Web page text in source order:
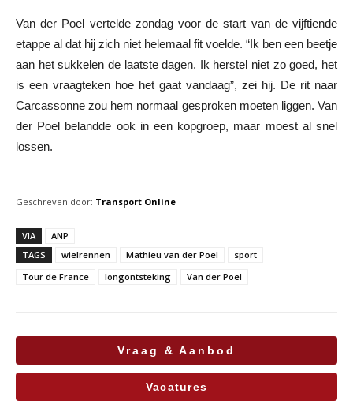
Van der Poel vertelde zondag voor de start van de vijftiende
etappe al dat hij zich niet helemaal fit voelde. “Ik ben een beetje
aan het sukkelen de laatste dagen. Ik herstel niet zo goed, het
is een vraagteken hoe het gaat vandaag”, zei hij. De rit naar
Carcassonne zou hem normaal gesproken moeten liggen. Van
der Poel belandde ook in een kopgroep, maar moest al snel
lossen.
Geschreven door: Transport Online
VIA
ANP
TAGS
wielrennen Mathieu van der Poel
sport
Tour de France
longontsteking Van der Poel
Vraag & Aanbod
Vacatures